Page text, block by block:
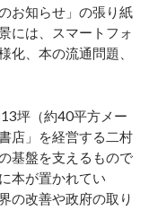
お知らせ」の張り紙
には、スマートフォ
化、本の流通問題、
坪（約40平方メー
店」を経営する二村
基盤を支えるもので
本が置かれてい
の改善や政府の取り